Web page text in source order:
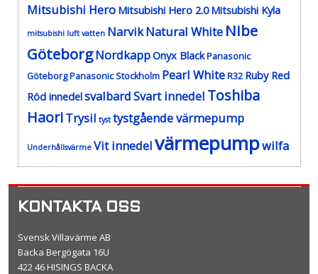
Mitsubishi Hero Mitsubishi Hero 2.0 Mitsubishi Kyla
mitsubishi luft vatten NarvikNatural White Nibe
GöteborgNordkappOnyx BlackPanasonic
GöteborgPanasonic Stockholm Pearl WhiteR32 Ruby Red
Röd innedelsvalbardSvart innedel Toshiba
HaoriTrysil tyst tystgående värmepump
Underhållsvärme Vit innedelvärmepumpwilfa
KONTAKTA OSS
Svensk Villavärme AB
Backa Bergögata 16U
422 46 HISINGS BACKA